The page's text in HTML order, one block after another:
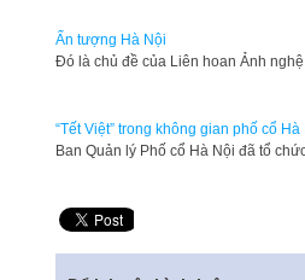
Ấn tượng Hà Nội
Đó là chủ đề của Liên hoan Ảnh
“Tết Việt” trong không gian phố cổ Hà
Ban Quản lý Phố cổ Hà Nội đã tổ